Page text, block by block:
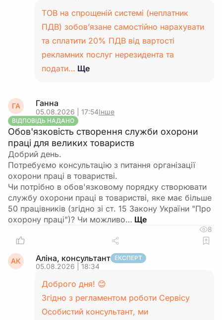
ТОВ на спрощеній системі (неплатник
ПДВ) зобов’язане самостійно нарахувати
та сплатити 20% ПДВ від вартості
рекламних послуг нерезидента та
подати… Ще
ГА Ганна
05.08.2026 | 17:54Інше
ВІДПОВІДЬ НАДАНО
Обов'язковість створення служби охорони
праці для великих товариств
Добрий день.
Потребуємо консультацію з питання організації
охорони праці в товаристві.
Чи потрібно в обов'язковому порядку створювати
службу охорони праці в товаристві, яке має більше
50 працівників (згідно зі ст. 15 Закону України "Про
охорону праці")? Чи можливо…
8
АК Аліна, консультант ЕКСПЕРТ
05.08.2026 | 18:34
Доброго дня! 😊
Згідно з регламентом роботи Сервісу
Особистий консультант, ми